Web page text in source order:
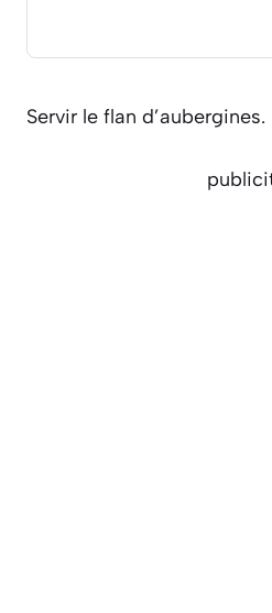
Servir le flan d’aubergines.